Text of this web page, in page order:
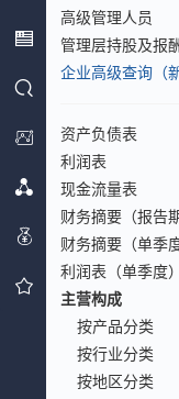
高级管理人员
管理层持股及报
企业高级查询（新
资产负债表
利润表
现金流量表
财务摘要（报告期
财务摘要（单季度
利润表（单季度）
主营构成
按产品分类
按行业分类
按地区分类